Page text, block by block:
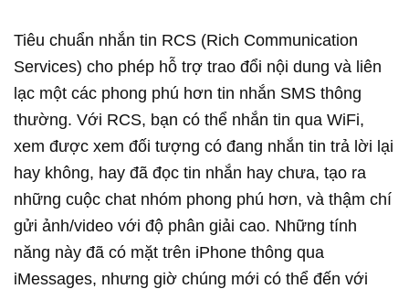
Tiêu chuẩn nhắn tin RCS (Rich Communication
Services) cho phép hỗ trợ trao đổi nội dung và liên
lạc một các phong phú hơn tin nhắn SMS thông
thường. Với RCS, bạn có thể nhắn tin qua WiFi,
xem được xem đối tượng có đang nhắn tin trả lời lại
hay không, hay đã đọc tin nhắn hay chưa, tạo ra
những cuộc chat nhóm phong phú hơn, và thậm chí
gửi ảnh/video với độ phân giải cao. Những tính
năng này đã có mặt trên iPhone thông qua
iMessages, nhưng giờ chúng mới có thể đến với